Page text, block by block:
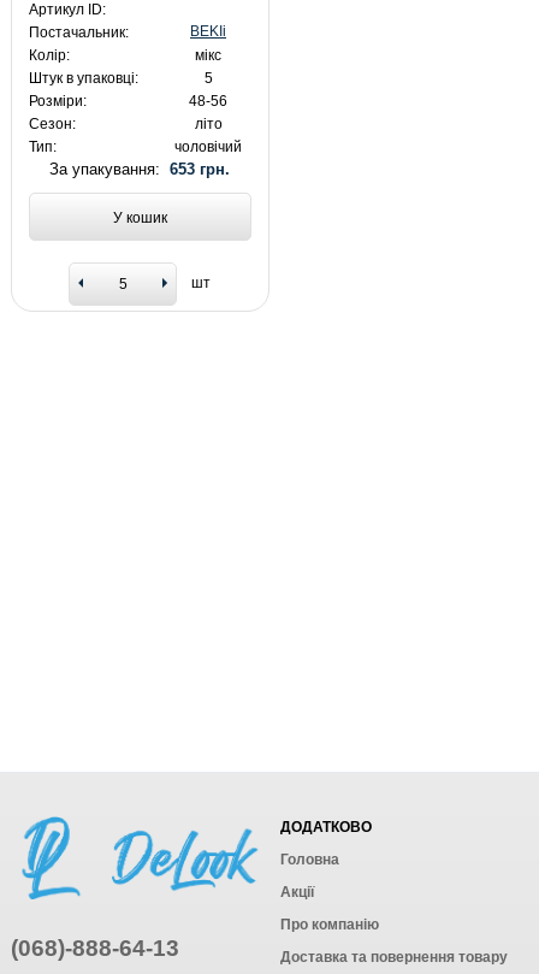
Артикул ID:
Постачальник:
BEKIi
Колір:
мікс
Штук в упаковці:
5
Розміри:
48-56
Сезон:
літо
Тип:
чоловічий
За упакування:653 грн.
У кошик
шт
(068)-888-64-13
ДОДАТКОВО
Головна
Акції
Про компанію
Доставка та повернення товару